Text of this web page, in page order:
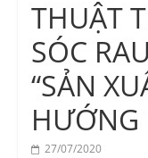
THUẬT
SÓC
“SẢN
HƯỚNG
27/07/2020